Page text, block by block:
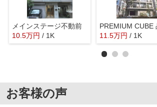
メインステージ不動前
10.5万円 / 1K
11.5万円 / 1K
お客様の声